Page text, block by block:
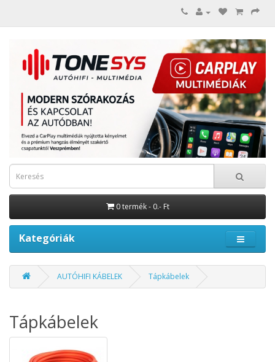
0 termék - 0.- Ft
Kategóriák
AUTÓHIFI KÁBELEK Tápkábelek
Tápkábelek